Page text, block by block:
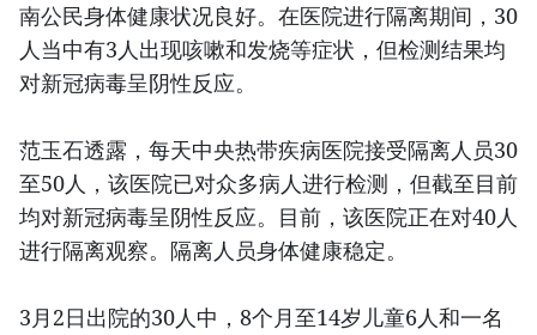
南公民身体健康状况良好。在医院进行隔离期间，30
人当中有3人出现咳嗽和发烧等症状，但检测结果均
对新冠病毒呈阴性反应。
范玉石透露，每天中央热带疾病医院接受隔离人员30
至50人，该医院已对众多病人进行检测，但截至目前
均对新冠病毒呈阴性反应。目前，该医院正在对40人
进行隔离观察。隔离人员身体健康稳定。
3月2日出院的30人中，8个月至14岁儿童6人和一名